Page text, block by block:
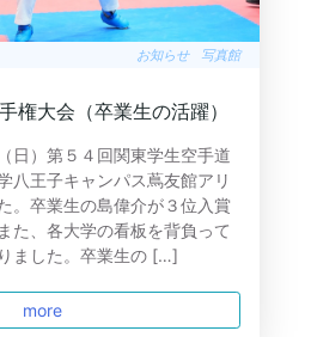
お知らせ 写真館
権大会（卒業生の活躍）
日）第５４回関東学生空手道
八王子キャンパス蔦友館アリ
。卒業生の島偉介が３位入賞
た、各大学の看板を背負って
ました。卒業生の […]
more